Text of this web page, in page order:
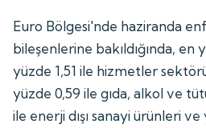
Euro Bölgesi'nde haziranda
bileşenlerine bakıldığında, en
yüzde 1,51 ile hizmetler
yüzde 0,59 ile gıda, alkol ve
ile enerji dışı sanayi ürünleri